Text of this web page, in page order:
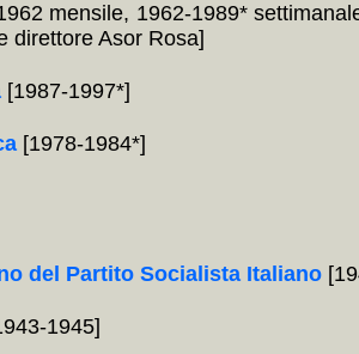
mensile, 1962-1989*
direttore Asor Rosa]
[1987-1997*]
[1978-1984*]
del Partito Socialista Italiano
1945]